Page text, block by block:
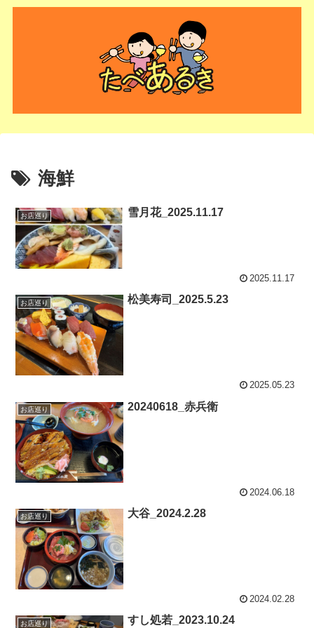
海鮮
お店巡り 雪月花_2025.11.17
2025.11.17
お店巡り 松美寿司_2025.5.23
2025.05.23
お店巡り 20240618_赤兵衛
2024.06.18
お店巡り 大谷_2024.2.28
2024.02.28
お店巡り すし処若_2023.10.24